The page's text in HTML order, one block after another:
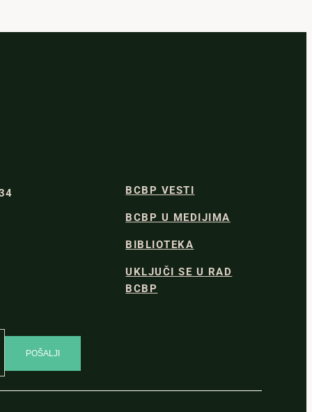
BCBP VESTI
BCBP U MEDIJIMA
BIBLIOTEKA
UKLJUČI SE U RAD
BCBP